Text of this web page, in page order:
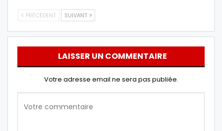
PRÉCÉDENT SUIVANT
LAISSER UN COMMENTAIRE
Votre adresse email ne sera pas publiée.